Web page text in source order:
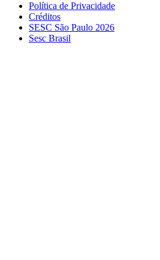
Política de Privacidade
Créditos
SESC São Paulo 2026
Sesc Brasil